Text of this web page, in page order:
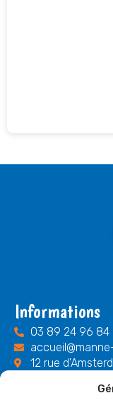
Informations
03 89 24 96 84
12 rue